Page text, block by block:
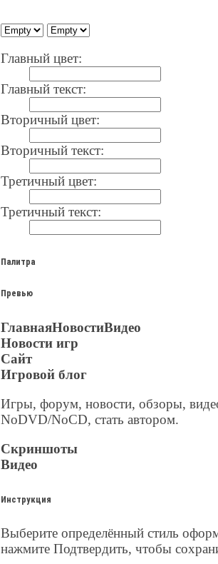
Главный цвет:
Главный текст:
Вторичный цвет:
Вторичный текст:
Третичный цвет:
Третичный текст:
Палитра
Превью
ГлавнаяНовостиВидео
Новости игр
Сайт
Игровой блог
Игры, форум, новости, обзоры,
NoDVD/NoCD, стать автором.
Скриншоты
Видео
Инструкция
Выберите определённый стиль
нажмите Подтвердить, чтобы